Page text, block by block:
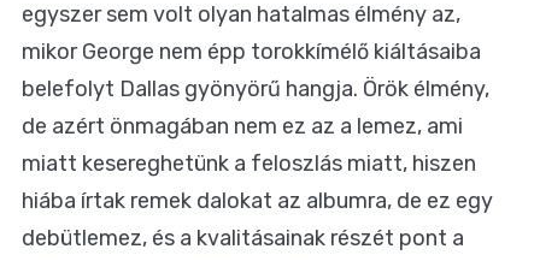
egyszer sem volt olyan hatalmas élmény az,
mikor George nem épp torokkímélő kiáltásaiba
belefolyt Dallas gyönyörű hangja. Örök élmény,
de azért önmagában nem ez az a lemez, ami
miatt kesereghetünk a feloszlás miatt, hiszen
hiába írtak remek dalokat az albumra, de ez egy
debütlemez, és a kvalitásainak részét pont a